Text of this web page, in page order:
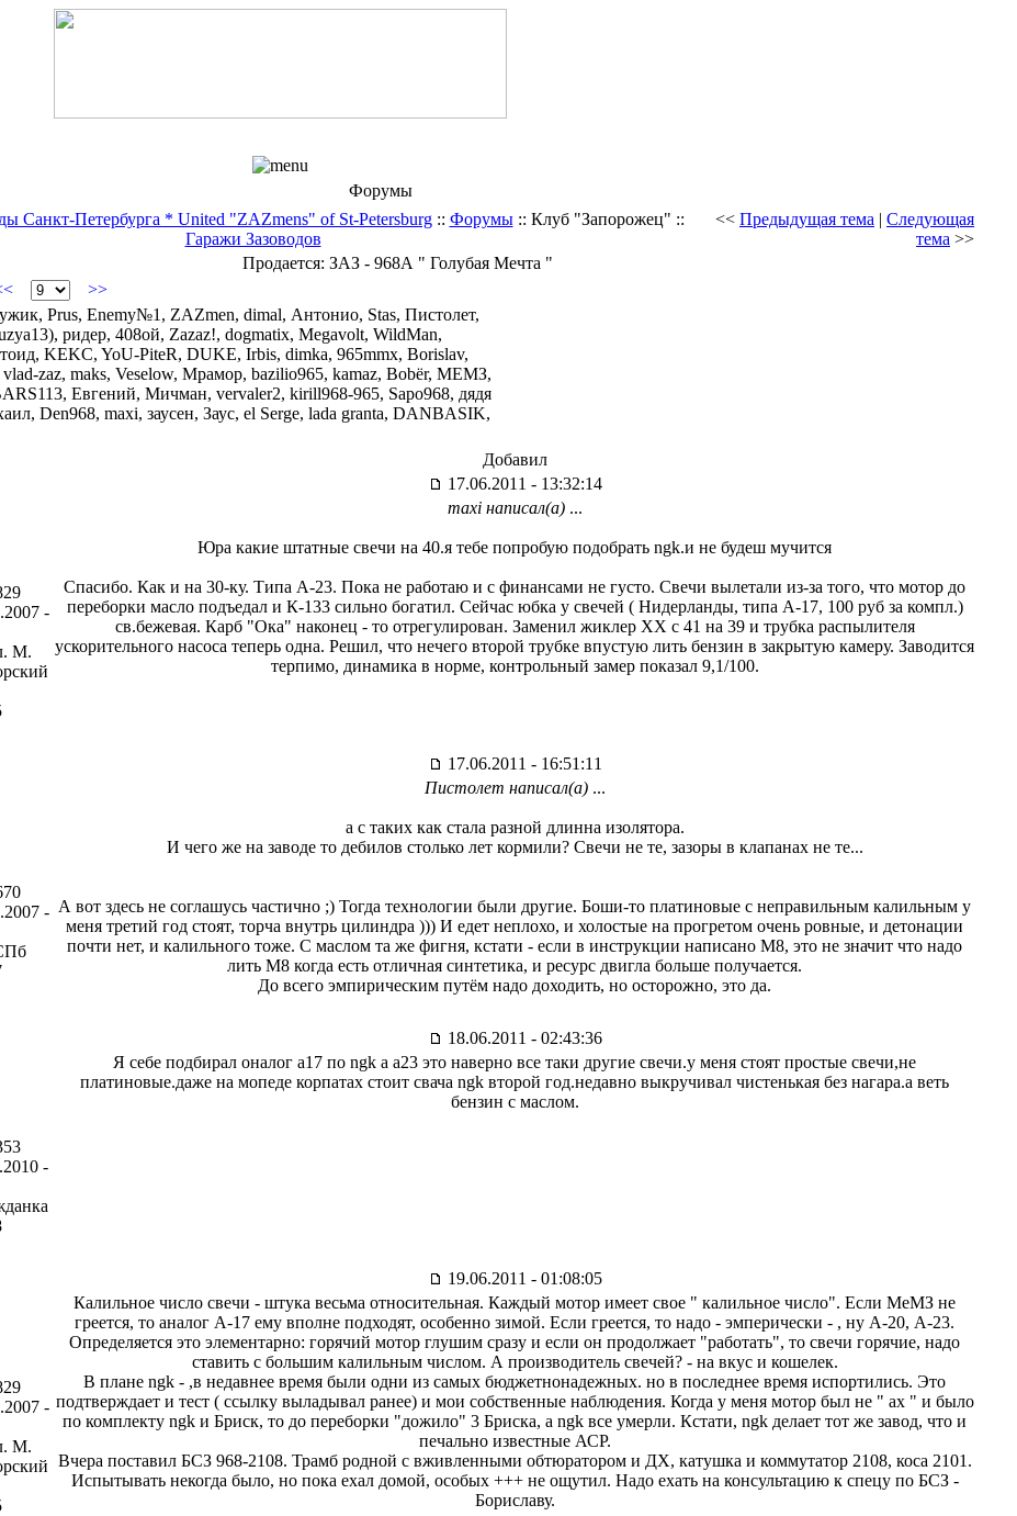
Форумы
Санкт-Петербурга * United "ZAZmens" of St-Petersburg:: Форумы:: Клуб "Запорожец" ::
Гаражи Зазоводов
<< Предыдущая тема | Следующая
тема >>
Продается: ЗАЗ - 968А " Голубая Мечта "
>>
Prus, Enemy№1, ZAZmen, dimal, Антонио, Stas, Пистолет,
ридер, 408ой, Zazaz!, dogmatix, Megavolt, WildMan,
KEKC, YoU-PiteR, DUKE, Irbis, dimka, 965mmx, Borislav,
vlad-zaz, maks, Veselow, Мрамор, bazilio965, kamaz, Bоbёr, МЕМЗ,
Евгений, Мичман, vervaler2, kirill968-965, Sapo968, дядя
Den968, maxi, заусен, Заус, el Serge, lada granta, DANBASIK,
Добавил
17.06.2011 - 13:32:14
-
М.
maxi написал(а)...
Юра какие штатные свечи на 40.я тебе попробую подобрать ngk.и не будеш мучится
Спасибо. Как и на 30-ку. Типа А-23. Пока не работаю и с финансами не густо. Свечи вылетали из-за того, что мотор до
переборки масло подъедал и К-133 сильно богатил. Сейчас юбка у свечей ( Нидерланды, типа А-17, 100 руб за компл.)
св.бежевая. Карб "Ока" наконец - то отрегулирован. Заменил жиклер ХХ с 41 на 39 и трубка распылителя
ускорительного насоса теперь одна. Решил, что нечего второй трубке впустую лить бензин в закрытую камеру. Заводится
терпимо, динамика в норме, контрольный замер показал 9,1/100.
17.06.2011 - 16:51:11
-
Пистолет написал(а)...
а с таких как стала разной длинна изолятора.
И чего же на заводе то дебилов столько лет кормили? Свечи не те, зазоры в клапанах не те...
А вот здесь не соглашусь частично ;) Тогда технологии были другие. Боши-то платиновые с неправильным калильным у
меня третий год стоят, торча внутрь цилиндра ))) И едет неплохо, и холостые на прогретом очень ровные, и детонации
почти нет, и калильного тоже. С маслом та же фигня, кстати - если в инструкции написано М8, это не значит что надо
лить М8 когда есть отличная синтетика, и ресурс двигла больше получается.
До всего эмпирическим путём надо доходить, но осторожно, это да.
18.06.2011 - 02:43:36
-
Я себе подбирал оналог а17 по ngk а а23 это наверно все таки другие свечи.у меня стоят простые свечи,не
платиновые.даже на мопеде корпатах стоит свача ngk второй год.недавно выкручивал чистенькая без нагара.а веть
бензин с маслом.
19.06.2011 - 01:08:05
-
М.
Калильное число свечи - штука весьма относительная. Каждый мотор имеет свое " калильное число". Если МеМЗ не
греется, то аналог А-17 ему вполне подходят, особенно зимой. Если греется, то надо - эмперически - , ну А-20, А-23.
Определяется это элементарно: горячий мотор глушим сразу и если он продолжает "работать", то свечи горячие, надо
ставить с большим калильным числом. А производитель свечей? - на вкус и кошелек.
В плане ngk - ,в недавнее время были одни из самых бюджетнонадежных. но в последнее время испортились. Это
подтверждает и тест ( ссылку выладывал ранее) и мои собственные наблюдения. Когда у меня мотор был не " ах " и было
по комплекту ngk и Бриск, то до переборки "дожило" 3 Бриска, а ngk все умерли. Кстати, ngk делает тот же завод, что и
печально известные АСР.
Вчера поставил БСЗ 968-2108. Трамб родной с вживленными обтюратором и ДХ, катушка и коммутатор 2108, коса 2101.
Испытывать некогда было, но пока ехал домой, особых +++ не ощутил. Надо ехать на консультацию к спецу по БСЗ -
Бориславу.